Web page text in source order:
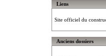
Liens
Site officiel du
Anciens dossiers